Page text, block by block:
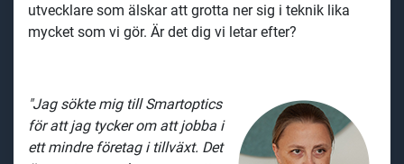
utvecklare som älskar att grotta ner sig i teknik lika
mycket som vi gör. Är det dig vi letar efter?
"Jag sökte mig till Smartoptics
för att jag tycker om att jobba i
ett mindre företag i tillväxt. Det